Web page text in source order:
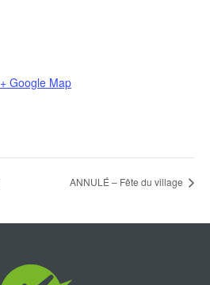
+ Google Map
ANNULÉ – Fête du village